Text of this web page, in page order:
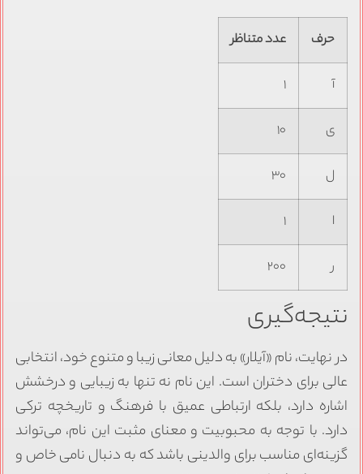
حرف عدد متناظر
آ ۱
ی ۱۰
ل ۳۰
۱
ر ۲۰۰
نتیجه‌گیری
در نهایت، نام «آیلار» به دلیل معانی زیبا و متنوع خود، انتخابی
عالی برای دختران است. این نام نه تنها به زیبایی و درخشش
اشاره دارد، بلکه ارتباطی عمیق با فرهنگ و تاریخچه ترکی
دارد. با توجه به محبوبیت و معنای مثبت این نام، می‌تواند
گزینه‌ای مناسب برای والدینی باشد که به دنبال نامی خاص و